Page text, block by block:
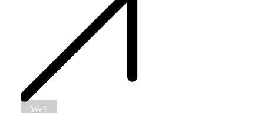
Website
Web